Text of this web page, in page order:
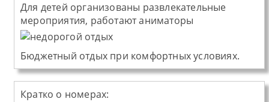
Для детей организованы развлекательные
мероприятия, работают аниматоры
Бюджетный отдых при комфортных условиях.
Кратко о номерах: